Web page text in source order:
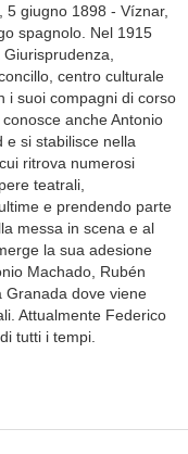
5 giugno 1898 - Víznar,
spagnolo. Nel 1915
centro culturale
i suoi compagni di corso
anche Antonio
e si stabilisce nella
ritrova numerosi
teatrali,
e prendendo parte
messa in scena e al
la sua adesione
Machado, Rubén
Granada dove viene
Attualmente Federico
tutti i tempi.